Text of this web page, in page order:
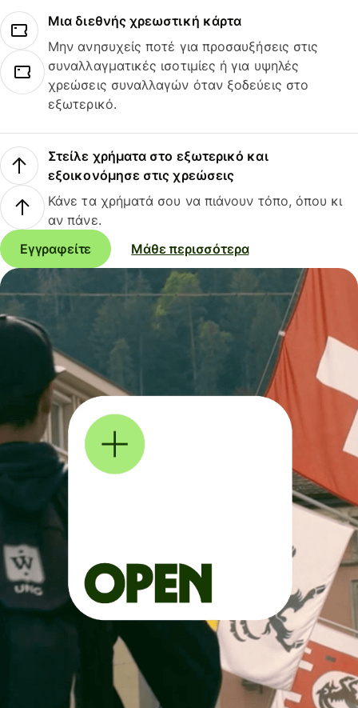
Μια διεθνής χρεωστική κάρτα
Μην ανησυχείς ποτέ για προσαυξήσεις στις
συναλλαγματικές ισοτιμίες ή για υψηλές
χρεώσεις συναλλαγών όταν ξοδεύεις στο
εξωτερικό.
Στείλε χρήματα στο εξωτερικό και
εξοικονόμησε στις χρεώσεις
Κάνε τα χρήματά σου να πιάνουν τόπο, όπου κι
αν πάνε.
Εγγραφείτε
Μάθε περισσότερα